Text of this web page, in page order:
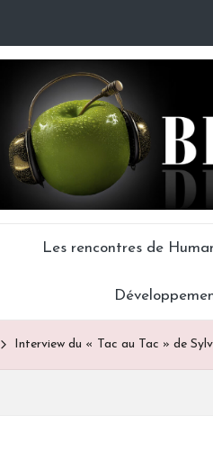
Les rencontres de
Interview du « Tac au Tac » de